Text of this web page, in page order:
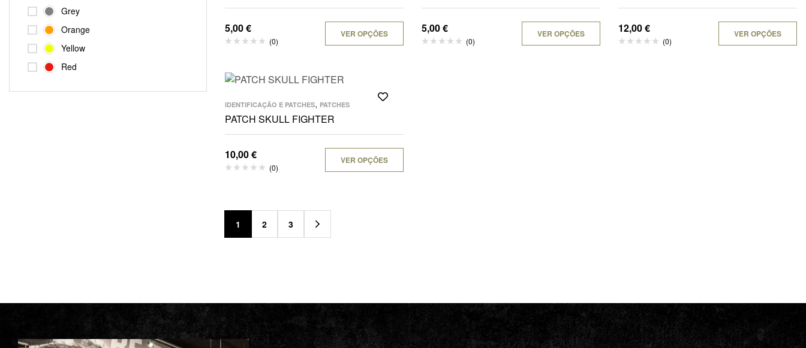
5,00€
(0)
VER OPÇÕES 5,00€
(0)
VER OPÇÕES 12,00€
(0)
VER OPÇÕES
IDENTIFICAÇÃO E PATCHES, PATCHES
PATCH SKULL FIGHTER
10,00€
(0)
VER OPÇÕES
1 2 3
Grey
Orange
Yellow
Red